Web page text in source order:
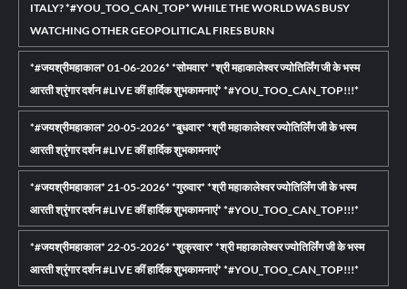
ITALY? *#YOU_TOO_CAN_TOP* WHILE THE WORLD WAS BUSY
WATCHING OTHER GEOPOLITICAL FIRES BURN
*#जयश्रीमहाकाल* 01-06-2026* *सोमवार* *श्री महाकालेश्वर ज्योतिर्लिंग जी के भस्म
आरती श्रृंगार दर्शन #LIVE कीं हार्दिक शुभकामनाएं* *#YOU_TOO_CAN_TOP!!!*
*#जयश्रीमहाकाल* 20-05-2026* *बुधवार* *श्री महाकालेश्वर ज्योतिर्लिंग जी के भस्म
आरती श्रृंगार दर्शन #LIVE कीं हार्दिक शुभकामनाएं*
*#जयश्रीमहाकाल* 21-05-2026* *गुरुवार* *श्री महाकालेश्वर ज्योतिर्लिंग जी के भस्म
आरती श्रृंगार दर्शन #LIVE कीं हार्दिक शुभकामनाएं* *#YOU_TOO_CAN_TOP!!!*
*#जयश्रीमहाकाल* 22-05-2026* *शुक्रवार* *श्री महाकालेश्वर ज्योतिर्लिंग जी के भस्म
आरती श्रृंगार दर्शन #LIVE कीं हार्दिक शुभकामनाएं* *#YOU_TOO_CAN_TOP!!!*